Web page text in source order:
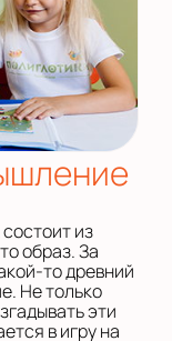
из
образ. За
то древний
Не только
эти
в игру на